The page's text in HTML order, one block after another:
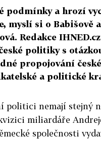
podmínky a hrozí
myslí si o Babišově
Redakce
politiky s
propojování české
a politické
politici nemají stejný
miliardáře
společnosti